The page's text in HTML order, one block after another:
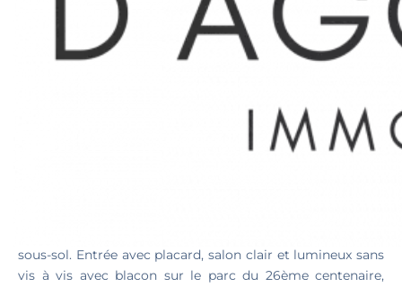
788 € / Mois (Charges comprises)
T2 PARC AVENUE 262
sous-sol. Entrée avec placard, salon clair et lumineux sans
vis à vis avec blacon sur le parc du 26ème centenaire,